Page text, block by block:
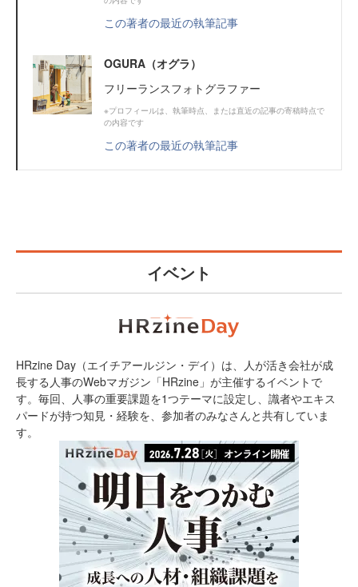
この著者の最近の執筆記事
OGURA（オグラ）
フリーランスフォトグラファー
※プロフィールは、執筆時点、または直近の記事の寄稿時点で
の内容です
この著者の最近の執筆記事
イベント
HRzine Day（エイチアールジン・デイ）は、人が活き会社が成
長する人事のWebマガジン「HRzine」が主催するイベントで
す。毎回、人事の重要課題を1つテーマに設定し、識者やエキス
パードが持つ知見・経験を、参加者のみなさんと共有していま
す。